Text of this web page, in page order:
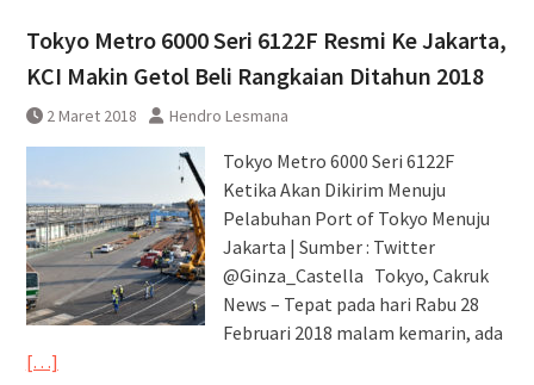
perjalanan KA Bandara YIA
Tokyo Metro 6000 Seri 6122F Resmi Ke Jakarta,
KCI Makin Getol Beli Rangkaian Ditahun 2018
2 Maret 2018 Hendro Lesmana
Tokyo Metro 6000 Seri 6122F
Ketika Akan Dikirim Menuju
Pelabuhan Port of Tokyo Menuju
Jakarta | Sumber : Twitter
@Ginza_Castella Tokyo, Cakruk
News – Tepat pada hari Rabu 28
Februari 2018 malam kemarin, ada
[…]